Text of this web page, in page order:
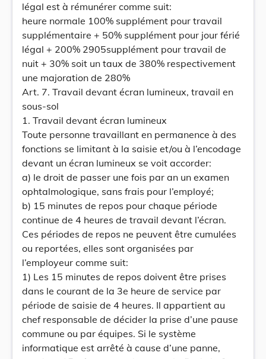
légal est à rémunérer comme suit:
heure normale 100% supplément pour travail
supplémentaire + 50% supplément pour jour férié
légal + 200% 2905supplément pour travail de
nuit + 30% soit un taux de 380% respectivement
une majoration de 280%
Art. 7. Travail devant écran lumineux, travail en
sous-sol
1. Travail devant écran lumineux
Toute personne travaillant en permanence à des
fonctions se limitant à la saisie et/ou à l’encodage
devant un écran lumineux se voit accorder:
a) le droit de passer une fois par an un examen
ophtalmologique, sans frais pour l’employé;
b) 15 minutes de repos pour chaque période
continue de 4 heures de travail devant l’écran.
Ces périodes de repos ne peuvent être cumulées
ou reportées, elles sont organisées par
l’employeur comme suit:
1) Les 15 minutes de repos doivent être prises
dans le courant de la 3e heure de service par
période de saisie de 4 heures. Il appartient au
chef responsable de décider la prise d’une pause
commune ou par équipes. Si le système
informatique est arrêté à cause d’une panne,